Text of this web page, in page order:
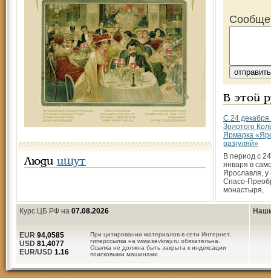
Люди ищут
В этой
С 24
Золотого
Ярмарка
разгуляй»
В период с
января в
Ярославля, у
Спасо-
монастыря,
Курс ЦБ РФ на 07.08.2026
При цитировании материалов в сети Интернет,
гиперссылка на www.sevkray.ru обязательна.
Ссылка не должна быть закрыта к индексации
поисковыми машинами.
EUR 94,0585
USD 81,4077
EUR/USD 1.16